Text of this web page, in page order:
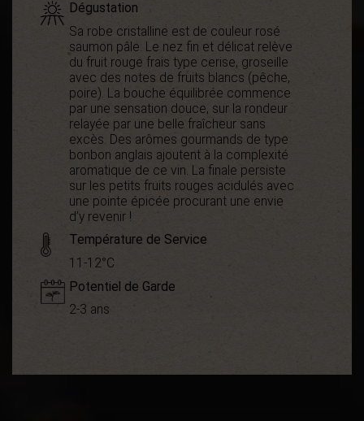
Dégustation
Sa robe cristalline est de couleur rosé
saumon pâle. Le nez fin et délicat relève
du fruit rouge frais type cerise, groseille
avec des notes de fruits blancs (pêche,
poire). La bouche équilibrée commence
par une sensation douce, sur la rondeur
relayée par une belle fraîcheur sans
excès. Des arômes gourmands de type
bonbon anglais ajoutent à la complexité
aromatique de ce vin. La finale persiste
sur les petits fruits rouges acidulés avec
une pointe épicée procurant une envie
d’y revenir !
Température de Service
11-12°C
Potentiel de Garde
2-3 ans